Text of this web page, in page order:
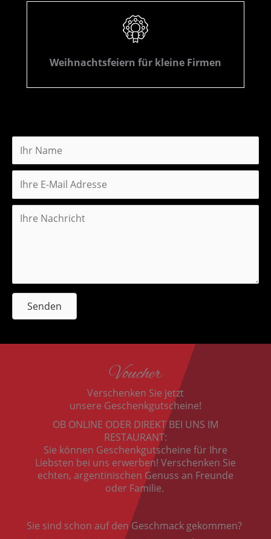
Weihnachtsfeiern für kleine Firmen
Senden
Voucher
Verschenken Sie jetzt
unsere Geschenkgutscheine!
OB ONLINE ODER DIREKT BEI UNS IM
RESTAURANT:
Sie können Geschenkgutscheine für Ihre
Liebsten bei uns erwerben! Verschenken Sie
echten, argentinischen Genuss an Freunde
oder Familie.
Sie sind schon auf den Geschmack gekommen?